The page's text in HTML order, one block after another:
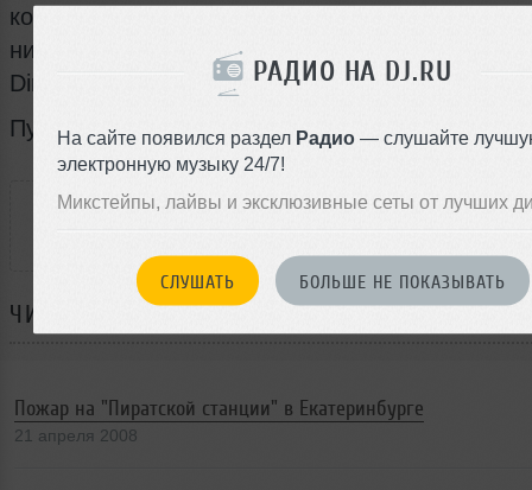
РАДИО НА DJ.RU
На сайте появился раздел Радио — слушайте
электронную музыку 24/7!
Микстейпы, лайвы и эксклюзивные сеты от лучших
СЛУШАТЬ БОЛЬШЕ НЕ ПОКАЗЫВАТЬ
конце прошлого года говорил, что Goldie
нибудь объединить свою студийную сессию с
Dirty Bird.
Пуристы, прячьтесь!
РАССКАЖИ ДРУЗЬЯМ
ЧИТАЙТЕ ТАКЖЕ:
Пожар на "Пиратской станции" в Екатеринбурге
21 апреля 2008